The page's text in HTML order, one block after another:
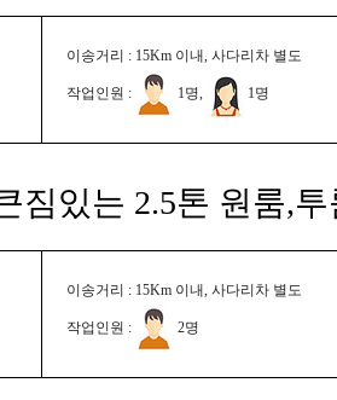
이송거리 : 15Km 이내, 사다리차 별도
작업인원 : 1명, 1명
짐있는 2.5톤 원룸,
이송거리 : 15Km 이내, 사다리차 별도
작업인원 : 2명